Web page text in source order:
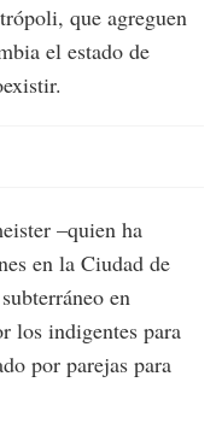
que agreguen
el estado de
–quien ha
en la Ciudad de
en
los indigentes para
por parejas para